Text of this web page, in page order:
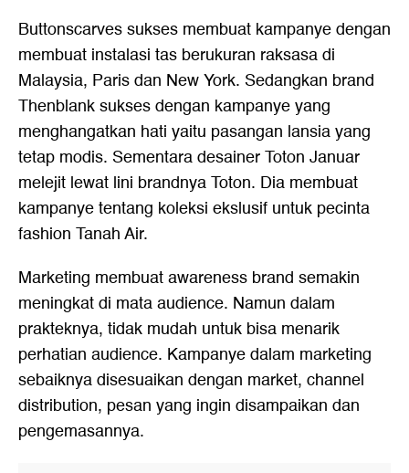
Buttonscarves sukses membuat kampanye dengan
membuat instalasi tas berukuran raksasa di
Malaysia, Paris dan New York. Sedangkan brand
Thenblank sukses dengan kampanye yang
menghangatkan hati yaitu pasangan lansia yang
tetap modis. Sementara desainer Toton Januar
melejit lewat lini brandnya Toton. Dia membuat
kampanye tentang koleksi ekslusif untuk pecinta
fashion Tanah Air.
Marketing membuat awareness brand semakin
meningkat di mata audience. Namun dalam
prakteknya, tidak mudah untuk bisa menarik
perhatian audience. Kampanye dalam marketing
sebaiknya disesuaikan dengan market, channel
distribution, pesan yang ingin disampaikan dan
pengemasannya.